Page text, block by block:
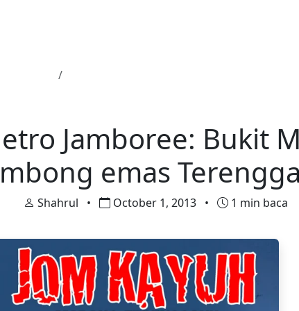
Jamboree: Bukit
emas
Shahrul • October 1, 2013 • 1 min baca